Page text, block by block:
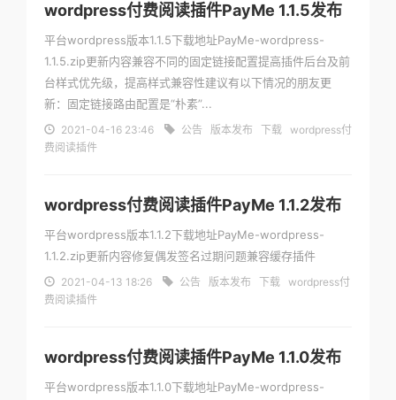
wordpress付费阅读插件PayMe 1.1.5发布
平台wordpress版本1.1.5下载地址PayMe-wordpress-
1.1.5.zip更新内容兼容不同的固定链接配置提高插件后台及前
台样式优先级，提高样式兼容性建议有以下情况的朋友更
新：固定链接路由配置是“朴素”...
2021-04-16 23:46 公告 版本发布 下载
wordpress付
费阅读插件
wordpress付费阅读插件PayMe 1.1.2发布
平台wordpress版本1.1.2下载地址PayMe-wordpress-
1.1.2.zip更新内容修复偶发签名过期问题兼容缓存插件
2021-04-13 18:26 公告 版本发布 下载
wordpress付
费阅读插件
wordpress付费阅读插件PayMe 1.1.0发布
平台wordpress版本1.1.0下载地址PayMe-wordpress-